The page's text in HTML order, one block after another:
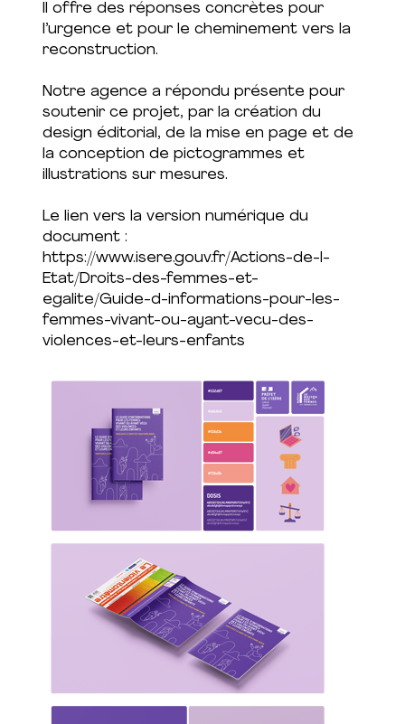
Il offre des réponses concrètes pour
l’urgence et pour le cheminement vers la
reconstruction.
Notre agence a répondu présente pour
soutenir ce projet, par la création du
design éditorial, de la mise en page et de
la conception de pictogrammes et
illustrations sur mesures.
Le lien vers la version numérique du
document :
https://www.isere.gouv.fr/Actions-de-l-
Etat/Droits-des-femmes-et-
egalite/Guide-d-informations-pour-les-
femmes-vivant-ou-ayant-vecu-des-
violences-et-leurs-enfants